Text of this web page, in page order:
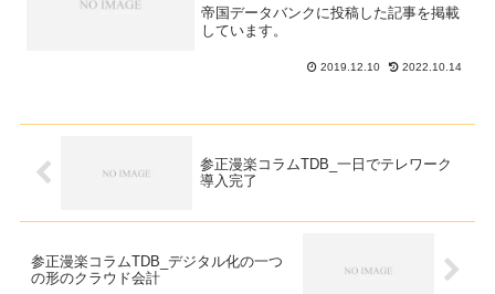
帝国データバンクに投稿した記事を掲載
しています。
2019.12.10 2022.10.14
参正漫楽コラムTDB_一日でテレワーク
導入完了
参正漫楽コラムTDB_デジタル化の一つ
の形のクラウド会計